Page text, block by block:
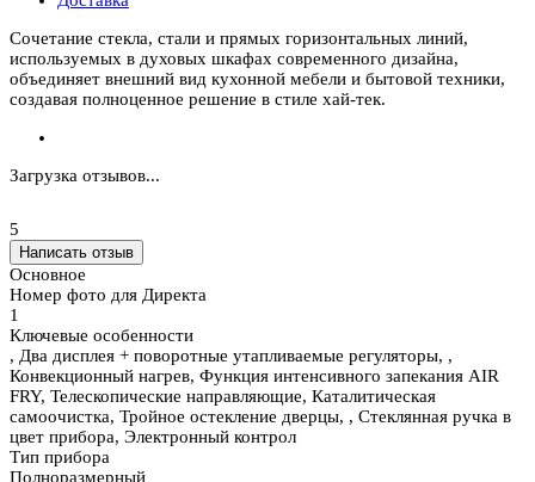
Сочетание стекла, стали и прямых горизонтальных линий,
используемых в духовых шкафах современного дизайна,
объединяет внешний вид кухонной мебели и бытовой техники,
создавая полноценное решение в стиле хай-тек.
Загрузка отзывов...
5
Написать отзыв
Основное
Номер фото для Директа
1
Ключевые особенности
, Два дисплея + поворотные утапливаемые регуляторы, ,
Конвекционный нагрев, Функция интенсивного запекания AIR
FRY, Телескопические направляющие, Каталитическая
самоочистка, Тройное остекление дверцы, , Стеклянная ручка в
цвет прибора, Электронный контрол
Тип прибора
Полноразмерный